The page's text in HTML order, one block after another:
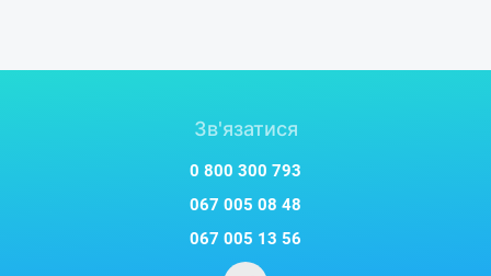
Зв'язатися
0 800 300 793
067 005 08 48
067 005 13 56